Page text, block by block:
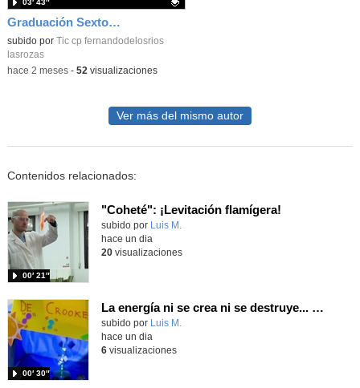
Graduación Sexto 2026 Discurso alumnos_CEIP FDLR_Las Rozas
Contenido educativo.
subido por
Tic cp fernandodelosrios
lasrozas
03′ 43″
-hace 2 meses- 52 visualizaciones
Ver más del mismo autor
Contenidos relacionados:
"Coheté": ¡Levitación flamígera!
Contenido educativo.
subido por Luis M.
00′ 21″
hace un dia
20visualizaciones
La energía ni se crea ni se destruye... ¡se experimenta! El Tierno en la Feria Madrid es Ciencia 2026
Contenido educativo.
subido por Luis M.
00′ 30″
hace un dia
6visualizaciones